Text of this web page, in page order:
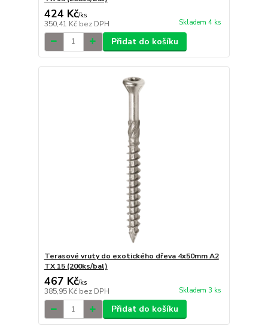
424 Kč/ks
350,41 Kč bez DPH Skladem 4 ks
Přidat do košíku
Terasové vruty do exotického dřeva 4x50mm A2
TX 15 (200ks/bal)
467 Kč/ks
385,95 Kč bez DPH Skladem 3 ks
Přidat do košíku